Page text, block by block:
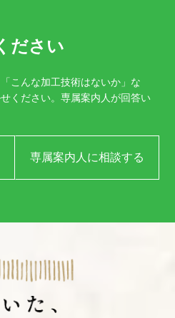
ださい
こんな加工技術はないか」な
ください。専属案内人が回答い
専属案内人に相談する